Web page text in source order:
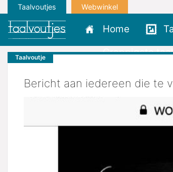
Taalvoutjes Webwinkel
Home
Grappigste
Taalvoutje
Bericht aan iedereen die te